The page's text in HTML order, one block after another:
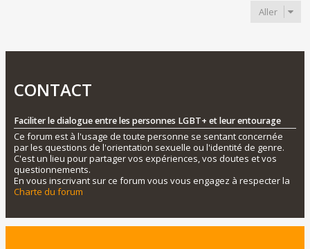
Aller
CONTACT
Faciliter le dialogue entre les personnes LGBT+ et leur entourage
Ce forum est à l'usage de toute personne se sentant concernée
par les questions de l'orientation sexuelle ou l'identité de genre.
C'est un lieu pour partager vos expériences, vos doutes et vos
questionnements.
En vous inscrivant sur ce forum vous vous engagez à respecter la
Charte du forum